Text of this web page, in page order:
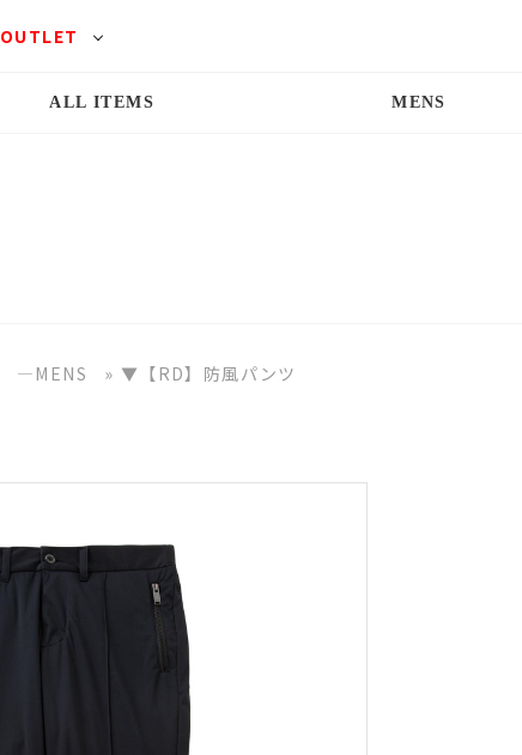
OUTLET
ALL ITEMS MENS
―MENS » ▼【RD】防風パンツ